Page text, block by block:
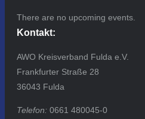
There are no upcoming events.
Kontakt:
AWO Kreisverband Fulda e.V.
Frankfurter Straße 28
36043 Fulda
Telefon: 0661 480045-0